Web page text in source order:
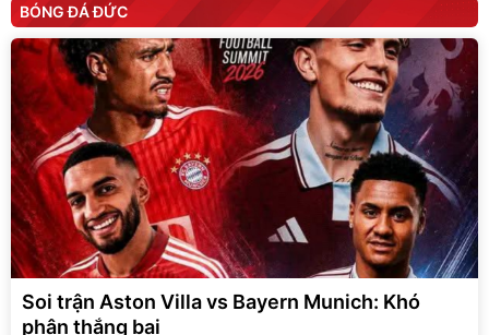
BÓNG ĐÁ ĐỨC
Soi trận Aston Villa vs Bayern Munich: Khó
phân thắng bại